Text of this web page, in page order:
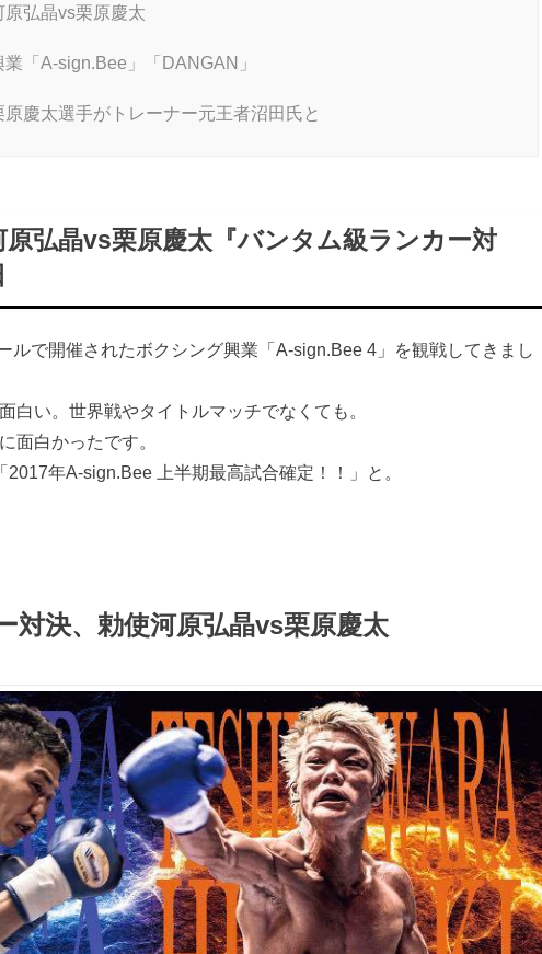
原弘晶vs栗原慶太
「A-sign.Bee」「DANGAN」
原慶太選手がトレーナー元王者沼田氏と
原弘晶vs栗原慶太『バンタム級ランカー対
ルで開催されたボクシング興業「A-sign.Bee 4」を観戦してきまし
白い。世界戦やタイトルマッチでなくても。
面白かったです。
年A-sign.Bee 上半期最高試合確定！！」と。
対決、勅使河原弘晶vs栗原慶太